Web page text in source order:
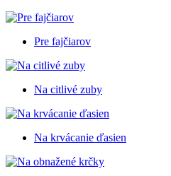
Pre fajčiarov
Na citlivé zuby
Na krvácanie ďasien